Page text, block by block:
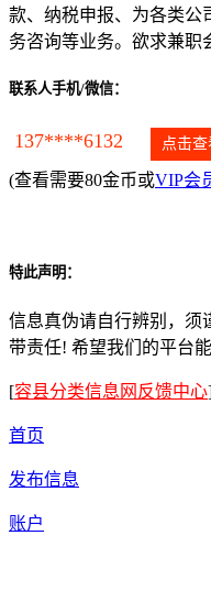
款、纳税申报、为各类公
务咨询等业务。欲求兼职
联系人手机/微信：
137****6132 点击
(查看需要80金币或VIP会
特此声明：
信息真伪请自行辨别，须
带责任! 希望我们的平台
[容县分类信息网反馈中心]
首页
发布信息
账户